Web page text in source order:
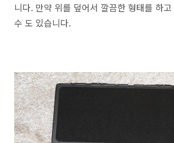
니다. 만약 위를 덮어서 깔끔한 형태를 하
수 도 있습니다.